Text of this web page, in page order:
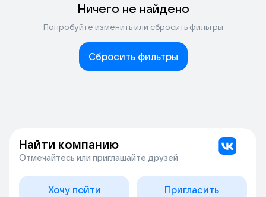
Ничего не найдено
Попробуйте изменить или сбросить фильтры
Сбросить фильтры
Найти компанию
Отмечайтесь или приглашайте друзей
Хочу пойти Пригласить